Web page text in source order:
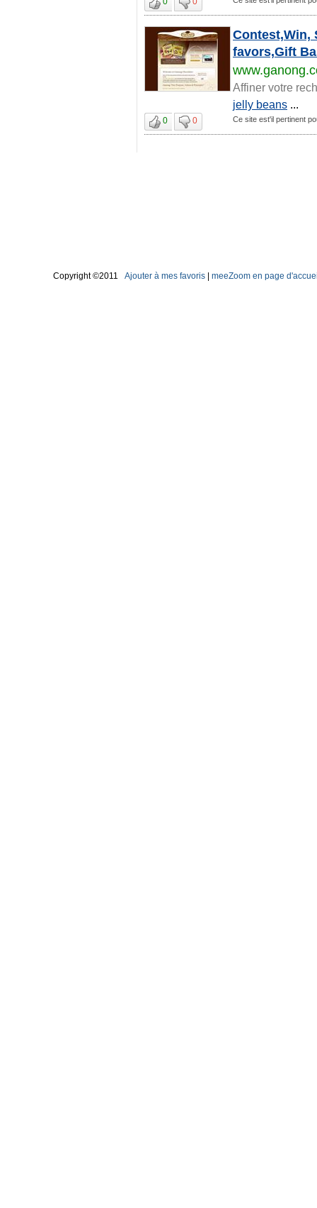
Contest,Win,
favors,Gift
Affiner votre
jelly beans ...
0 0 Ce site est'il pertinent
Copyright ©2011 Ajouter à mes favoris meeZoom en page